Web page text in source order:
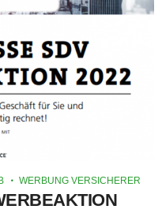
WERBUNG VERSICHERER
2